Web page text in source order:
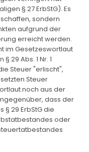
§ 27 ErbStG). Es
sondern
aufgrund der
erreicht werden.
im Gesetzeswortlaut
29 Abs. 1 Nr. 1
Steuer "erlischt",
Steuer
noch aus der
dass der
29 ErbStG die
oder